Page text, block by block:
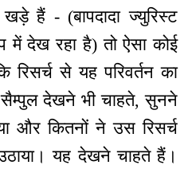
हैं - (बापदादा ज्युरिस्ट
में देख रहा है) तो ऐसा कोई
रिसर्च से यह परिवर्तन का
सैम्पुल देखने भी चाहते, सुनने
और कितनों ने उस रिसर्च
यह देखने चाहते हैं।